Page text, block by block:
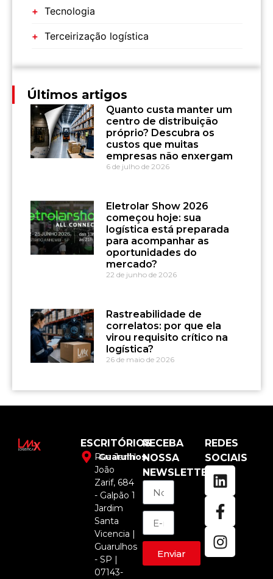
Tecnologia
Terceirização logística
Últimos artigos
Quanto custa manter um
centro de distribuição
próprio? Descubra os
custos que muitas
empresas não enxergam
6 de julho de 2026
Eletrolar Show 2026
começou hoje: sua
logística está preparada
para acompanhar as
oportunidades do
mercado?
22 de junho de 2026
Rastreabilidade de
correlatos: por que ela
virou requisito crítico na
logística?
26 de maio de 2026
ESCRITÓRIOS
Guarulhos
Rua Jamil
João
Zarif, 684
- Galpão 1
Jardim
Santa
Vicencia |
Guarulhos
- SP |
07143-
RECEBA
NOSSA
NEWSLETTER
Enviar
REDES
SOCIAIS